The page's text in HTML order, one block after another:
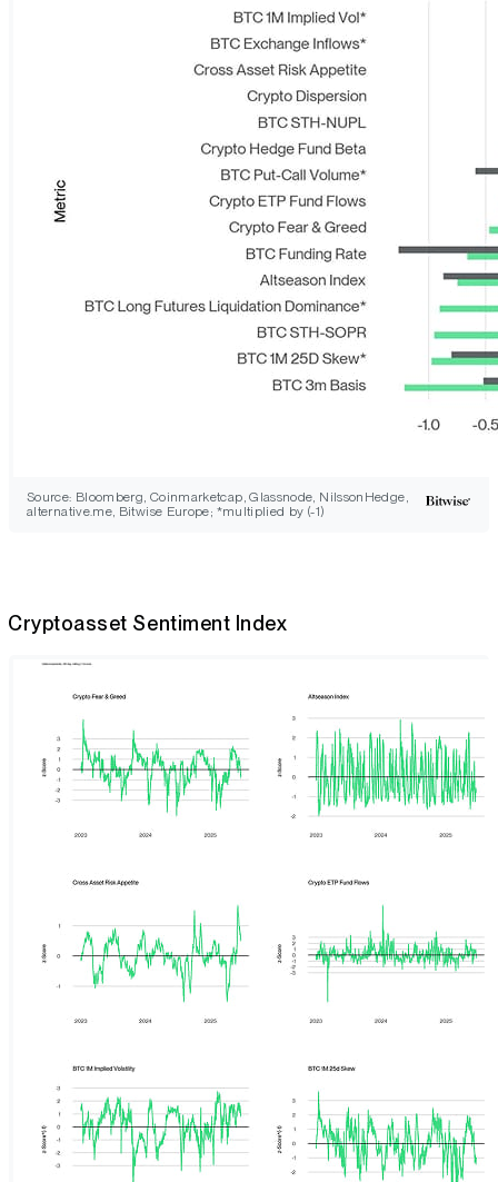
Source: Bloomberg, Coinmarketcap, Glassnode, NilssonHedge,
alternative.me, Bitwise Europe; *multiplied by (-1)
Cryptoasset Sentiment Index